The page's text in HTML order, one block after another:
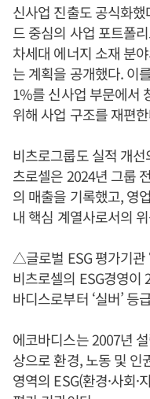
신사업 진출도 공식화
드 중심의 사업 포트폴
차세대 에너지 소재 분
는 계획을 공개했다. 이
1%를 신사업 부문에서
위해 사업 구조를 재편
비츠로그룹도 실적 개
츠로셀은 2024년 그룹
의 매출을 기록했고, 영
내 핵심 계열사로서의
△글로벌 ESG 평가기관
비츠로셀의 ESG경영이
바디스로부터 ‘실버’ 등
에코바디스는 2007년
상으로 환경, 노동 및 인
영역의 ESG(환경·사회